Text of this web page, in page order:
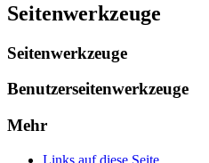
Seitenwerkzeuge
Seitenwerkzeuge
Benutzerseitenwerkzeuge
Mehr
Links auf diese Seite